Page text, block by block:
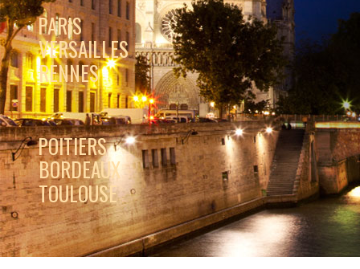
PARIS
VERSAILLES
RENNES
POITIERS
BORDEAUX
TOULOUSE